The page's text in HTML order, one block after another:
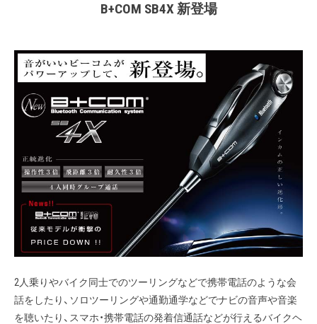
B+COM SB4X 新登場
2人乗りやバイク同士でのツーリングなどで携帯電話のような会
話をしたり、ソロツーリングや通勤通学などでナビの音声や音楽
を聴いたり、スマホ・携帯電話の発着信通話などが行えるバイクヘ